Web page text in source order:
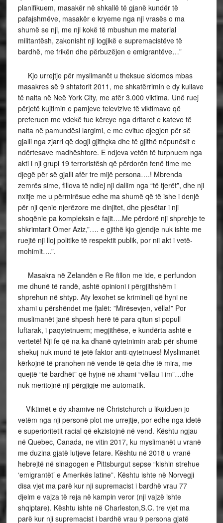
planifikuem, masakër në shkallë të gjanë kundër të
pafajshmëve, masakër e kryeme nga nji vrasës o ma
shumë se nji, me nji kokë të mbushun me material
militantësh, zakonisht nji logjikë e supremacistëve të
bardhë, me frikën dhe përbuzëjen e emigrantëve…”
Kjo urrejtje për myslimanët u theksue sidomos mbas
masakres së 9 shtatorit 2011, me shkatërrimin e dy kullave
të nalta në Neë York City, me afër 3.000 viktima. Unë ruej
përjetë kujtimin e pamjeve televizive të viktimave që
preferuen me vdekë tue kërcye nga dritaret e kateve të
nalta në pamundësi largimi, e me evitue djegjen për së
gjalli nga zjarri që dogji gjithçka dhe të gjithë nëpunësit e
ndërtesave madhështore. E ndjeva vetën të turpnuem nga
akti i nji grupi 19 terroristësh që përdorën fenë time me
djegë për së gjalli afër tre mijë persona….! Mbrenda
zemrës sime, fillova të ndiej nji dallim nga “të tjerët”, dhe nji
nxitje me u përmirësue edhe ma shumë që të ishe i denjë
për nji qenie njerëzore me dinjitet, dhe pjesëtar i nji
shoqënie pa kompleksin e fajit….Me përdorë nji shprehje te
shkrimtarit Omer Aziz,”…. e gjithë kjo gjendje nuk ishte me
ruejtë nji lloj politike të respektit publik, por nii akt i vetë-
mohimit….”.
Masakra në Zelandën e Re fillon me ide, e perfundon
me dhunë të randë, ashtë opinioni i përgjithshëm i
shprehun në shtyp. Aty lexohet se krimineli që hyni ne
xhami u përshëndet me fjalët: ”Mirësevjen, vëlla!” Por
muslimanët janë shpesh herë të para qitun si popull
luftarak, i paqytetnuem; megjithëse, e kundërta ashtë e
vertetë! Nji fe që na ka dhanë qytetnimin arab për shumë
shekuj nuk mund të jetë faktor anti-qytetnues! Myslimanët
kërkojnë të pranohen në vende të qeta dhe të mira, me
quejtë “të bardhët” që hyjnë në xhami “vëllau i im”…dhe
nuk meritojnë nji përgjigje me automatik.
Viktimët e dy xhamive në Christchurch u likuiduen jo
vetëm nga nji personë plot me urrejtje, por edhe nga idetë
e superioritetit racial që ekzistojnë në vend. Kështu ngjau
në Quebec, Canada, ne vitin 2017, ku myslimanët u vranë
me duzina gjatë lutjeve fetare. Kështu në 2018 u vranë
hebrejtë në sinagogen e Pittsburgut sepse “kishin strehue
‘emigrantët’ e Amerikës latine”. Kështu ishte në Norvegji
disa vjet ma parë kur nji supremacist i bardhë vrau 77
djelm e vajza të reja në kampin veror (nji vajzë ishte
shqiptare). Kështu ishte në Charleston,S.C. tre vjet ma
parë kur nji supremacist i bardhë vrau 9 persona gjatë